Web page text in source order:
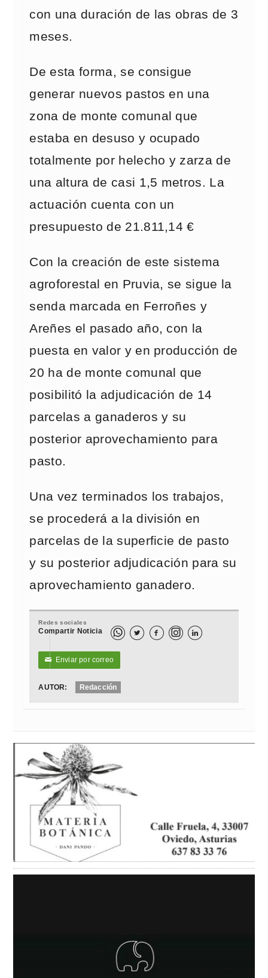
con una duración de las obras de 3
meses.
De esta forma, se consigue
generar nuevos pastos en una
zona de monte comunal que
estaba en desuso y ocupado
totalmente por helecho y zarza de
una altura de casi 1,5 metros. La
actuación cuenta con un
presupuesto de 21.811,14 €
Con la creación de este sistema
agroforestal en Pruvia, se sigue la
senda marcada en Ferroñes y
Areñes el pasado año, con la
puesta en valor y en producción de
20 ha de monte comunal que
posibilitó la adjudicación de 14
parcelas a ganaderos y su
posterior aprovechamiento para
pasto.
Una vez terminados los trabajos,
se procederá a la división en
parcelas de la superficie de pasto
y su posterior adjudicación para su
aprovechamiento ganadero.
Redes sociales
Compartir Noticia   
✉ Enviar por correo
AUTOR: Redacción